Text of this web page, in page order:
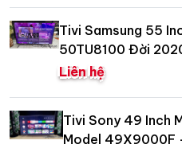
Tivi Samsung 55
50TU8100 Đời
Liên hệ
Tivi Sony 49 Inch
Model 49X9000F